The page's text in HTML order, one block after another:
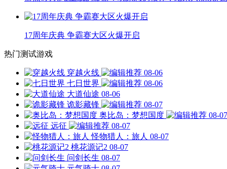
17周年庆典 争霸赛大区火爆开启
热门测试游戏
穿越火线
08-06
七日世界
08-06
大道仙途 08-06
诡影藏锋
08-07
奥比岛：梦想国度
08-07
远征
08-07
怪物猎人：旅人 08-07
桃花源记2 08-07
问剑长生 08-07